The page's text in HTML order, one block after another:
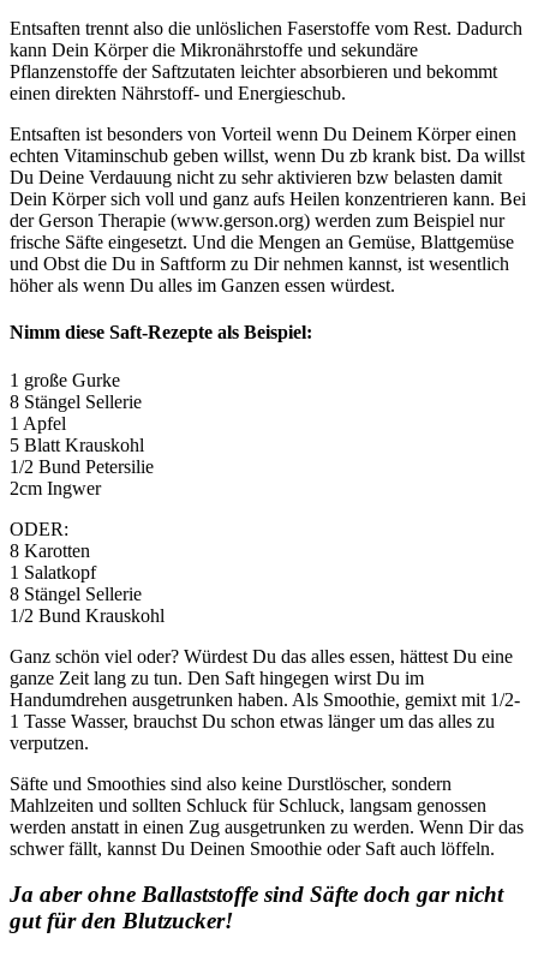
Entsaften trennt also die unlöslichen Faserstoffe vom Rest. Dadurch
kann Dein Körper die Mikronährstoffe und sekundäre
Pflanzenstoffe der Saftzutaten leichter absorbieren und bekommt
einen direkten Nährstoff- und Energieschub.
Entsaften ist besonders von Vorteil wenn Du Deinem Körper einen
echten Vitaminschub geben willst, wenn Du zb krank bist. Da willst
Du Deine Verdauung nicht zu sehr aktivieren bzw belasten damit
Dein Körper sich voll und ganz aufs Heilen konzentrieren kann. Bei
der Gerson Therapie (www.gerson.org) werden zum Beispiel nur
frische Säfte eingesetzt. Und die Mengen an Gemüse, Blattgemüse
und Obst die Du in Saftform zu Dir nehmen kannst, ist wesentlich
höher als wenn Du alles im Ganzen essen würdest.
Nimm diese Saft-Rezepte als Beispiel:
1 große Gurke
8 Stängel Sellerie
1 Apfel
5 Blatt Krauskohl
1/2 Bund Petersilie
2cm Ingwer
ODER:
8 Karotten
1 Salatkopf
8 Stängel Sellerie
1/2 Bund Krauskohl
Ganz schön viel oder? Würdest Du das alles essen, hättest Du eine
ganze Zeit lang zu tun. Den Saft hingegen wirst Du im
Handumdrehen ausgetrunken haben. Als Smoothie, gemixt mit 1/2-
1 Tasse Wasser, brauchst Du schon etwas länger um das alles zu
verputzen.
Säfte und Smoothies sind also keine Durstlöscher, sondern
Mahlzeiten und sollten Schluck für Schluck, langsam genossen
werden anstatt in einen Zug ausgetrunken zu werden. Wenn Dir das
schwer fällt, kannst Du Deinen Smoothie oder Saft auch löffeln.
Ja aber ohne Ballaststoffe sind Säfte doch gar nicht
gut für den Blutzucker!